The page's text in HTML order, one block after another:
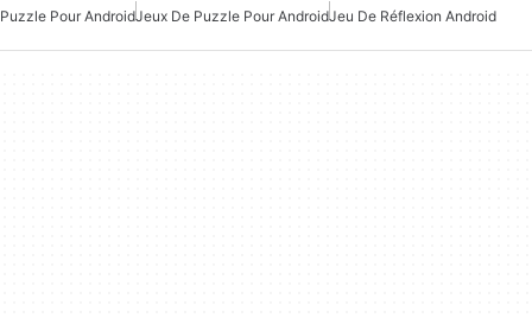
Puzzle Pour AndroidJeux De Puzzle Pour AndroidJeu De Réflexion Android